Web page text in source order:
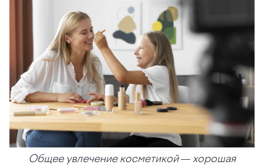
Общее увлечение косметикой — хорошая